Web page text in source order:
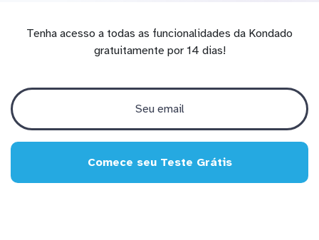
Tenha acesso a todas as funcionalidades da Kondado
gratuitamente por 14 dias!
Comece seu Teste Grátis